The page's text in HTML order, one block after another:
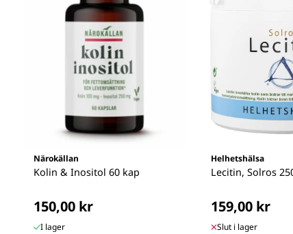
Närokällan
Kolin & Inositol 60 kap
150,00 kr
I lager
Helhetshälsa
Lecitin, Solros
159,00 kr
Slut i lager